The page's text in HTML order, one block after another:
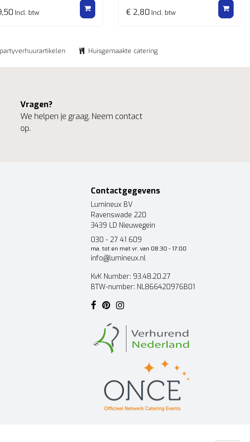
Incl. btw € 2,80 Incl. btw
Huisgemaakte catering
Vragen?
We helpen je graag. Neem contact
op.
Contactgegevens
Lumineux BV
Ravenswade 220
3439 LD Nieuwegein
030 - 27 41 609
ma. tot en met vr. van 08:30 - 17:00
info@lumineux.nl
KvK Number: 93.48.20.27
BTW-number: NL866420976B01